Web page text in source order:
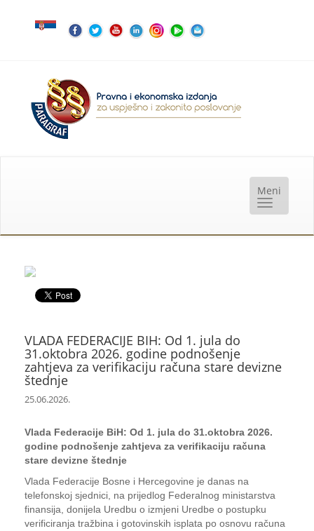
VLADA FEDERACIJE BIH: Od 1. jula do
31.oktobra 2026. godine podnošenje
zahtjeva za verifikaciju računa stare devizne
štednje
25.06.2026.
Vlada Federacije BiH: Od 1. jula do 31.oktobra 2026.
godine podnošenje zahtjeva za verifikaciju računa
stare devizne štednje
Vlada Federacije Bosne i Hercegovine je danas na
telefonskoj sjednici, na prijedlog Federalnog ministarstva
finansija, donijela Uredbu o izmjeni Uredbe o postupku
verificiranja tražbina i gotovinskih isplata po osnovu računa